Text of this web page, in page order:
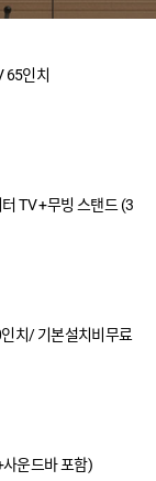
65인치
TV +무빙 스탠드 (3
치/ 기본설치비무료
운드바 포함)